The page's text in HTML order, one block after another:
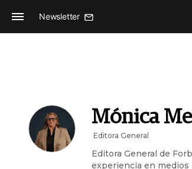
Newsletter
Mónica
Editora General
Editora General de
experiencia en medios